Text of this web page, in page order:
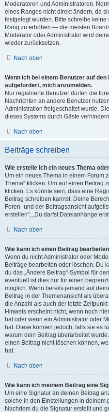
Moderatoren und Administratoren.
eines Ranges nicht direkt ändern, da
festgelegt wurden. Bitte schreibe
Rang zu erhöhen — die meisten
Moderator oder Administrator wird
wieder zurücksetzen.
Nach oben
Wenn ich bei einem Benutzer auf
aufgefordert, mich anzumelden.
Nur registrierte Benutzer dürfen die
Nachrichten an andere Benutzer
Administration freigeschaltet wurde.
dieses Systems durch Gäste
Nach oben
Beiträge schreiben
Wie erstelle ich ein neues Thema
Um ein neues Thema in einem Forum
Thema“ klicken. Um auf einen Beitrag
klicken. Es könnte sein, dass eine
Beitrag schreiben kannst. Deine
Foren- und der Beitragsansicht
erstellen“, „Du darfst Dateianhänge
Nach oben
Wie kann ich einen Beitrag
Wenn du nicht Administrator oder
Beiträge bearbeiten oder löschen. Du
du das „Ändere Beitrag“-Symbol für
eventuell ist dies nur für einen
möglich. Wenn bereits jemand auf
Beitrag in der Themenansicht als
die Anzahl als auch der letzte
Hinweis erscheint nicht, wenn noch
hat oder wenn ein Administrator oder
hat. Diese können jedoch, falls sie es
warum dein Beitrag überarbeitet
einen Beitrag nicht löschen können,
hat.
Nach oben
Wie kann ich meinem Beitrag eine
Um eine Signatur an deinen Beitrag
solche in den Einstellungen in deinem
Nachdem du die Signatur erstellt und